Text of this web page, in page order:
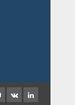
VK LinkedIn